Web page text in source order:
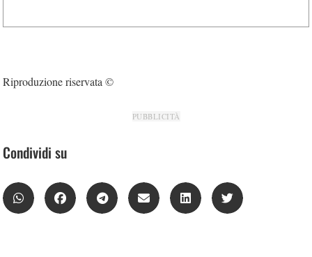
Riproduzione riservata ©
PUBBLICITÀ
Condividi su